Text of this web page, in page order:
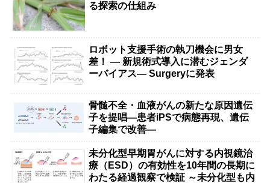
る探索の仕組み
ロボット支援手術の執刀機会に男女
差！ — 新規術式導入に潜むジェンダ
ーバイアス— Surgeryに発表
骨髄不全・血液がんの新たな原因遺伝
子を提唱―患者iPSで病態再現、遺伝
子編集で改善―
未分化型早期胃がんに対する内視鏡治
療（ESD）の有効性を10年間の長期に
わたる経過観察で検証 ～未分化型も内